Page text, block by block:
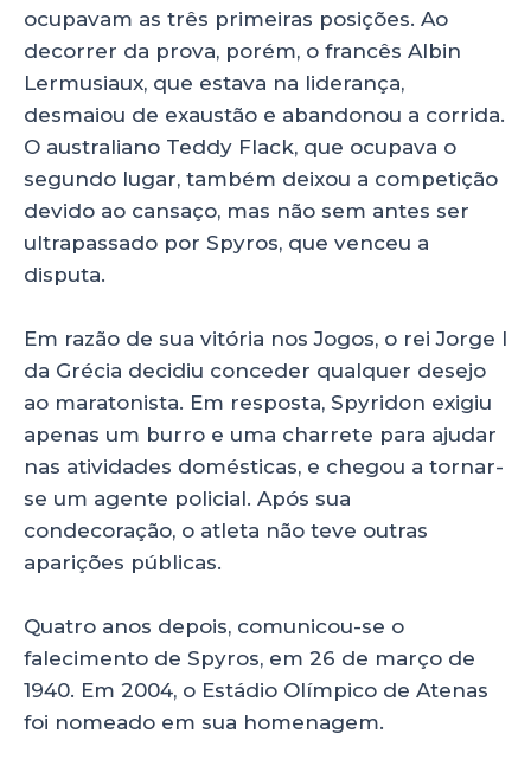
ocupavam as três primeiras posições. Ao
decorrer da prova, porém, o francês Albin
Lermusiaux, que estava na liderança,
desmaiou de exaustão e abandonou a corrida.
O australiano Teddy Flack, que ocupava o
segundo lugar, também deixou a competição
devido ao cansaço, mas não sem antes ser
ultrapassado por Spyros, que venceu a
disputa.
Em razão de sua vitória nos Jogos, o rei Jorge I
da Grécia decidiu conceder qualquer desejo
ao maratonista. Em resposta, Spyridon exigiu
apenas um burro e uma charrete para ajudar
nas atividades domésticas, e chegou a tornar-
se um agente policial. Após sua
condecoração, o atleta não teve outras
aparições públicas.
Quatro anos depois, comunicou-se o
falecimento de Spyros, em 26 de março de
1940. Em 2004, o Estádio Olímpico de Atenas
foi nomeado em sua homenagem.